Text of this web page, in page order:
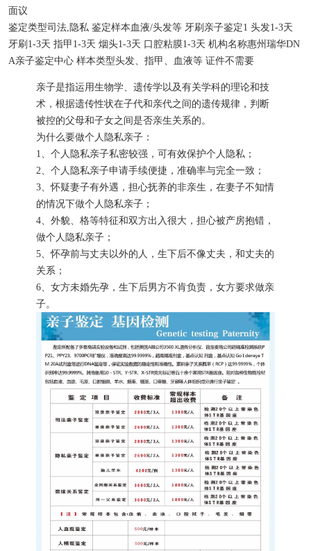
面议
鉴定类型司法,隐私 鉴定样本血液/头发等 牙刷亲子鉴定1 头发1-3天
牙刷 1-3天 指甲1-3天 烟头1-3天 口腔粘膜1-3天 机构名称惠州瑞华DN
A亲子鉴定中心 样本类型头发、指甲、血液等 证件不需要
亲子是指运用生物学、遗传学以及有关学科的理论和技
术，根据遗传性状在子代和亲代之间的遗传规律，判断
被控的父母和子女之间是否亲生关系的。
为什么要做个人隐私亲子：
1、个人隐私亲子私密较强，可有效保护个人隐私；
2、个人隐私亲子申请手续便捷，准确率与完全一致；
3、怀疑妻子有外遇，担心抚养的非亲生，在妻子不知情
的情况下做个人隐私亲子；
4、外貌、格等特征和双方出入很大，担心被产房抱错，
做个人隐私亲子；
5、怀孕前与丈夫以外的人，生下后不像丈夫，和丈夫的
关系；
6、女方未婚先孕，生下后男方不肯负责，女方要求做亲
子。